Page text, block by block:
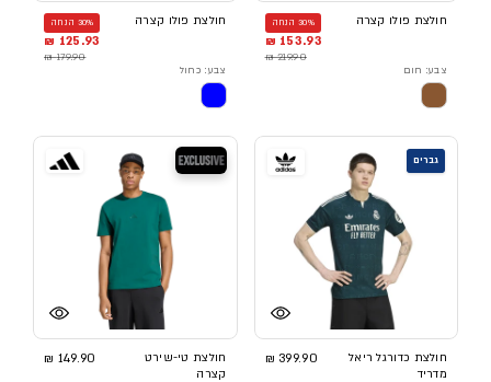
חולצת פולו קצרה 30% הנחה
153.93 ₪
219.90 ₪
צבע: חום
חולצת פולו קצרה 30% הנחה
125.93 ₪
179.90 ₪
צבע: כחול
גברים
חולצת כדורגל ריאל
מדריד
399.90 ₪
בלעדי
חולצת טי-שירט
קצרה
149.90 ₪